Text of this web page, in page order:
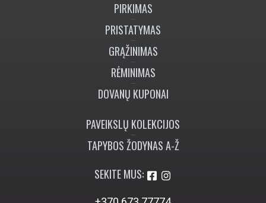
PIRKIMAS
PRISTATYMAS
GRĄŽINIMAS
RĖMINIMAS
DOVANŲ KUPONAI
PAVEIKSLŲ KOLEKCIJOS
TAPYBOS ŽODYNAS A-Ž
SEKITE MUS: